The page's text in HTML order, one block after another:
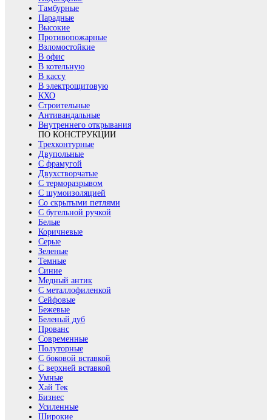
Тамбурные
Парадные
Высокие
Противопожарные
Взломостойкие
В офис
В котельную
В кассу
В электрощитовую
КХО
Строительные
Антивандальные
Внутреннего открывания
ПО КОНСТРУКЦИИ
Трехконтурные
Двупольные
С фрамугой
Двухстворчатые
С терморазрывом
С шумоизоляцией
Со скрытыми петлями
С бугельной ручкой
Белые
Коричневые
Серые
Зеленые
Темные
Синие
Медный антик
С металлофиленкой
Сейфовые
Бежевые
Беленый дуб
Прованс
Современные
Полуторные
С боковой вставкой
С верхней вставкой
Умные
Хай Тек
Бизнес
Усиленные
Широкие